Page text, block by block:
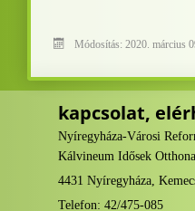
Módosítás: 2020. március
kapcsolat,
Nyíregyháza-Városi
Kálvineum Idősek Otthona
4431 Nyíregyháza,
Telefon: 42/475-085